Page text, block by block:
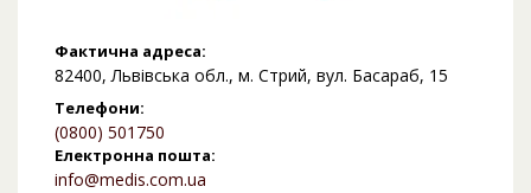
Фактична адреса:
82400, Львівська обл., м. Стрий, вул. Басараб, 15
Телефони:
(0800) 501750
Електронна пошта:
info@medis.com.ua